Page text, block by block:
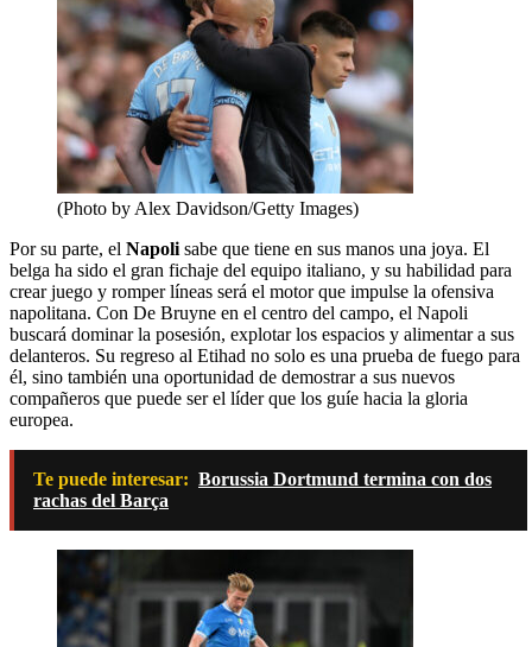
(Photo by Alex Davidson/Getty Images)
Por su parte, el Napoli sabe que tiene en sus manos una joya. El
belga ha sido el gran fichaje del equipo italiano, y su habilidad para
crear juego y romper líneas será el motor que impulse la ofensiva
napolitana. Con De Bruyne en el centro del campo, el Napoli
buscará dominar la posesión, explotar los espacios y alimentar a sus
delanteros. Su regreso al Etihad no solo es una prueba de fuego para
él, sino también una oportunidad de demostrar a sus nuevos
compañeros que puede ser el líder que los guíe hacia la gloria
europea.
Te puede interesar: Borussia Dortmund termina con dos
rachas del Barça